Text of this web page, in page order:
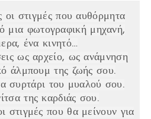
οι στιγμές που αυθόρμητα
μια φωτογραφική μηχανή,
ένα κινητό…
ως αρχείο, ως ανάμνηση
άλμπουμ της ζωής σου.
συρτάρι του μυαλού σου.
της καρδιάς σου.
στιγμές που θα μείνουν για